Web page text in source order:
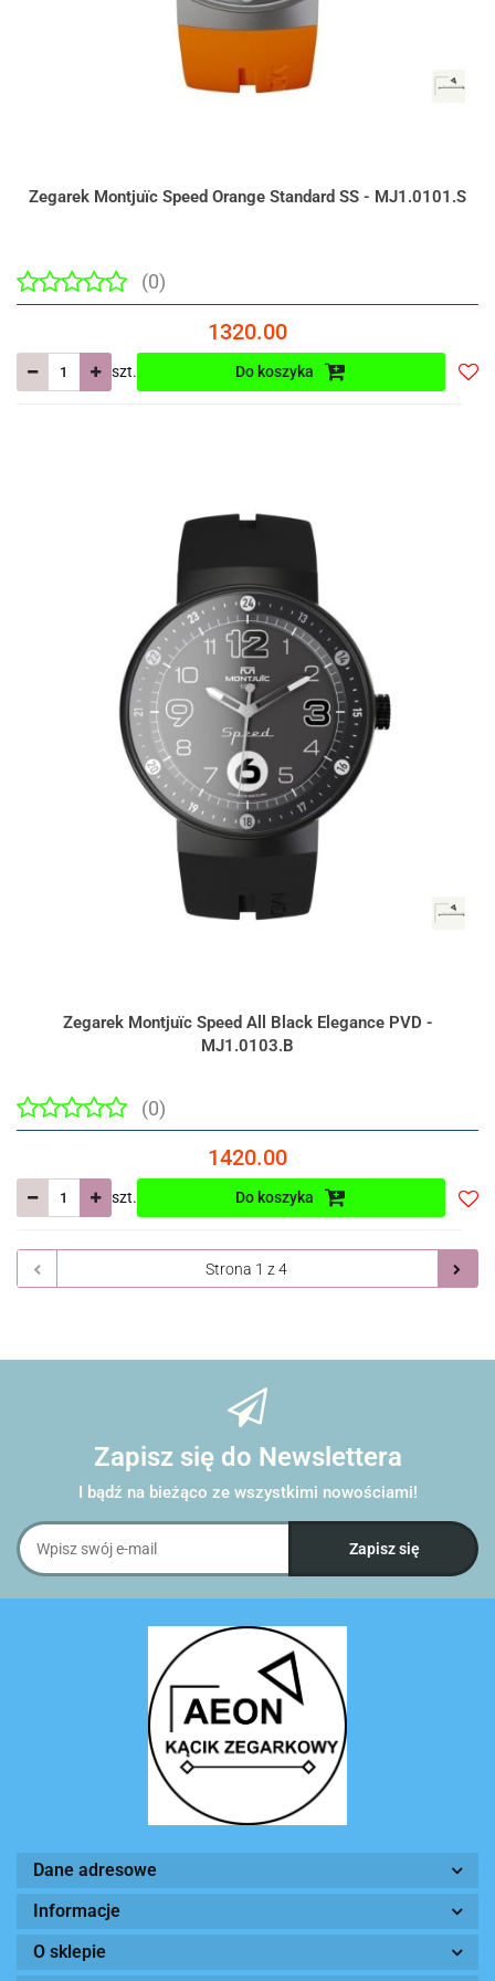
Zegarek Montjuïc Speed Orange Standard SS - MJ1.0101.S
(0)
1320.00
szt. Do koszyka
Zegarek Montjuïc Speed All Black Elegance PVD -
MJ1.0103.B
(0)
1420.00
szt. Do koszyka
Zapisz się do Newslettera
I bądź na bieżąco ze wszystkimi nowościami!
Dane adresowe
Informacje
O sklepie